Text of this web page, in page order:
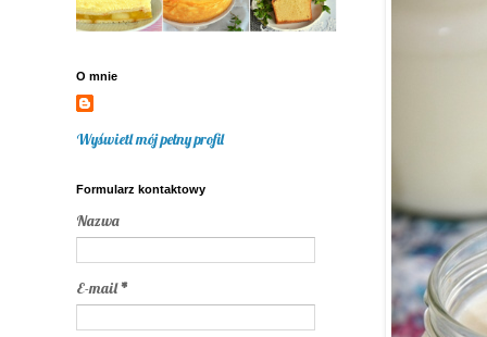
O mnie
Wyświetl mój pełny profil
Formularz kontaktowy
Nazwa
E-mail*